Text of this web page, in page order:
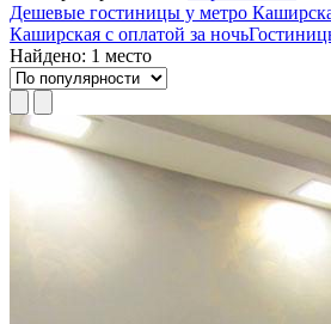
Дешевые гостиницы у метро
Каширская с оплатой за ночь
Найдено: 1 место